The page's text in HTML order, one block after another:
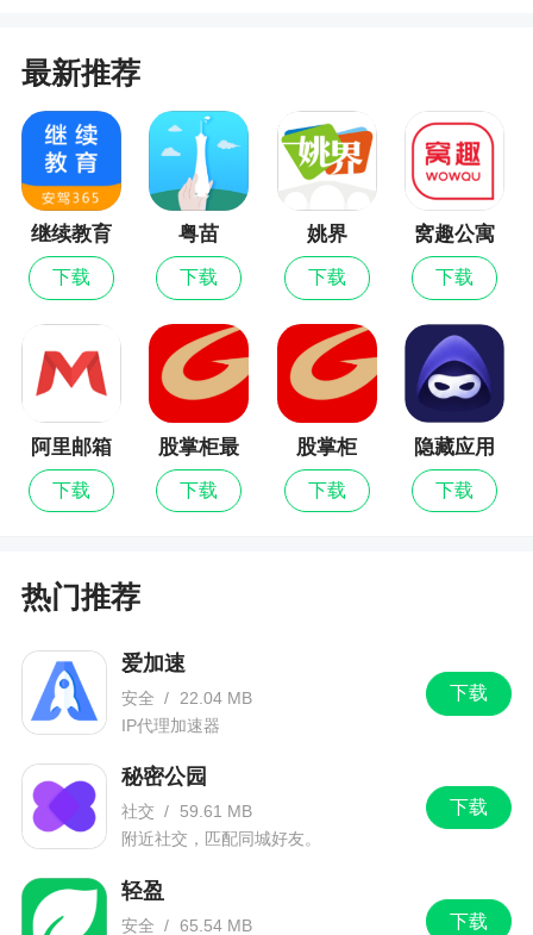
把您公司加入本级。
软件功能
审批操作
移动办公，随时随地一站式操作
互助宝
实现内部闲置物资的高效周转、降本增效
数据查看
报表可视化查看，数据综合分析
小编评价
集数据，让用户们的工作效率可以得到提高
2、云筑集采下载，一款智能化信息化的阳光集
采服务系统，通过云筑集采为用户带来更加高效便
捷的操作，更加清晰明了的数据报表，有需要就来
3、包含方便的移动办公功能和便捷的采购服
务，渠道优秀，价格透明，为广大建筑企业提供了
题
最新推荐
继续教育
下载
粤苗
下载
姚界
下载
窝趣公寓
下载
阿里邮箱
下载
股掌柜最
新版
下载
股掌柜
下载
隐藏应用
图标
下载
热门推荐
下载
爱加速
安全 /
22.04 MB
IP代理加速器
下载
秘密公园
社交 /
59.61 MB
附近社交，匹配同城好友。
下载
轻盈
安全 / 65.54 MB